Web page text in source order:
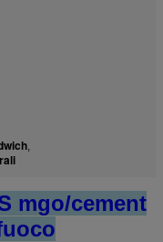
,
mgo/cement